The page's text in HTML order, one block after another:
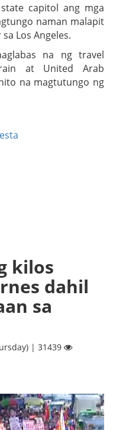
capitol ang mga
naman malapit
Los Angeles.
na ng travel
at United Arab
na magtutungo ng
kilos
dahil
sa
| 31439